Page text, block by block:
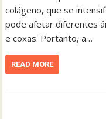
colágeno, que se
pode afetar diferentes
e coxas. Portanto, a…
READ MORE